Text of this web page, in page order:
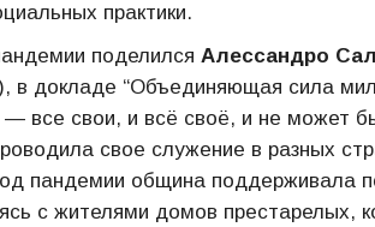
практики.
поделился Алессандро
в докладе “Объединяющая сила
все свои, и всё своё, и не может
свое служение в разных
пандемии община поддерживала
с жителями домов престарелых,